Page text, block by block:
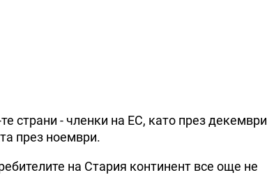
страни - членки на ЕС, като през декември
през ноември.
на Стария континент все още не